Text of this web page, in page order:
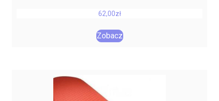
62,00zł
Zobacz